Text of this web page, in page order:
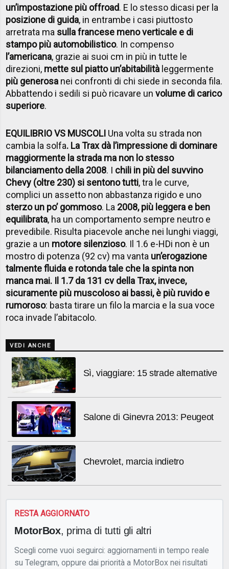
un’impostazione più offroad. E lo stesso dicasi per la
posizione di guida, in entrambe i casi piuttosto
arretrata ma sulla francese meno verticale e di
stampo più automobilistico. In compenso
l’americana, grazie ai suoi cm in più in tutte le
direzioni, mette sul piatto un’abitabilità leggermente
più generosa nei confronti di chi siede in seconda fila.
Abbattendo i sedili si può ricavare unvolume di carico
superiore.
EQUILIBRIO VS MUSCOLI Una volta su strada non
cambia la solfa. La Trax dà l’impressione di dominare
maggiormente la strada ma non lo stesso
bilanciamento della 2008. I chili in più del suvvino
Chevy (oltre 230) si sentono tutti, tra le curve,
complici un assetto non abbastanza rigido e uno
sterzo un po’ gommoso. La 2008, più leggera e ben
equilibrata, ha un comportamento sempre neutro e
prevedibile. Risulta piacevole anche nei lunghi viaggi,
grazie a un motore silenzioso. Il 1.6 e-HDi non è un
mostro di potenza (92 cv) ma vanta un’erogazione
talmente fluida e rotonda tale che la spinta non
manca mai. Il 1.7 da 131 cv della Trax, invece,
sicuramente più muscoloso ai bassi, è più ruvido e
rumoroso: basta tirare un filo la marcia e la sua voce
roca invade l’abitacolo.
VEDI ANCHE
Sì, viaggiare: 15 strade alternative
Salone di Ginevra 2013: Peugeot
Chevrolet, marcia indietro
RESTA AGGIORNATO
MotorBox, prima di tutti gli altri
Scegli come vuoi seguirci: aggiornamenti in tempo reale
su Telegram, oppure dai priorità a MotorBox nei risultati